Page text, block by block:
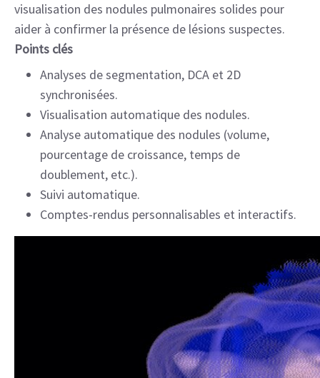
visualisation des nodules pulmonaires solides pour
aider à confirmer la présence de lésions suspectes.
Points clés
Analyses de segmentation, DCA et 2D
synchronisées.
Visualisation automatique des nodules.
Analyse automatique des nodules (volume,
pourcentage de croissance, temps de
doublement, etc.).
Suivi automatique.
Comptes-rendus personnalisables et interactifs.